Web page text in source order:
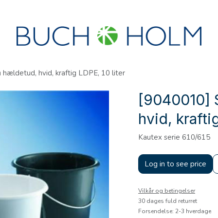
hældetud, hvid, kraftig LDPE, 10 liter
[9040010]
hvid,
Kautex serie 610/615
Log in to see price
Vilkår og betingelser
30 dages fuld returret
Forsendelse: 2-3 hverdage